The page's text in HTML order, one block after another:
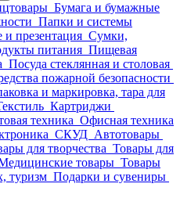
Бумага и бумажные
Папки и системы
и презентация Сумки,
питания Пищевая
Посуда стеклянная и столовая
пожарной безопасности
и маркировка, тара для
Картриджи
техника Офисная техника
СКУД Автотовары
для творчества Товары для
товары Товары
туризм Подарки и сувениры